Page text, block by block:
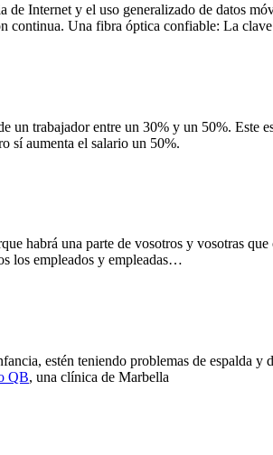
Internet y el uso generalizado de datos
continua. Una fibra óptica confiable: La
trabajador entre un 30% y un 50%. Este
sí aumenta el salario un 50%.
habrá una parte de vosotros y vosotras
los empleados y empleadas…
estén teniendo problemas de espalda
QB, una clínica de Marbella